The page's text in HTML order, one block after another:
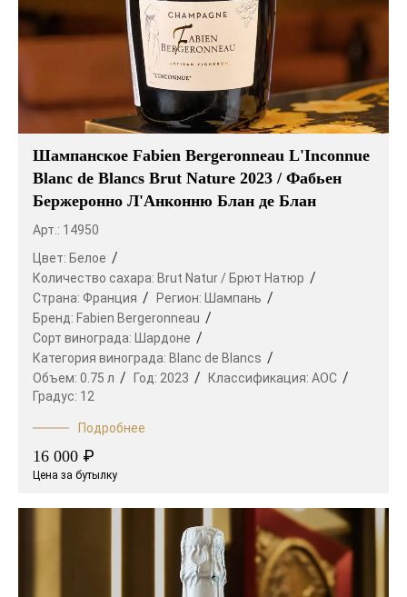
Шампанское Fabien Bergeronneau L'Inconnue
Blanc de Blancs Brut Nature 2023 / Фабьен
Бержеронно Л'Анконню Блан де Блан
Арт.: 14950
Цвет: Белое
Количество сахара: Brut Natur / Брют Натюр
Страна: Франция Регион:
Шампань
Бренд: Fabien Bergeronneau
Сорт винограда:
Шардоне
Категория винограда: Blanc de Blancs
Объем: 0.75 л Год: 2023 Классификация: AOC
Градус: 12
Подробнее
16 000 ₽
Цена за бутылку